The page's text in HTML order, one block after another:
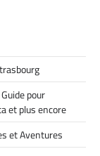
pour
et plus encore
et Aventures